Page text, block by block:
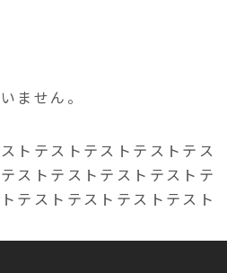
ません。
トテストテストテストテス
ストテストテストテストテ
テストテストテストテスト